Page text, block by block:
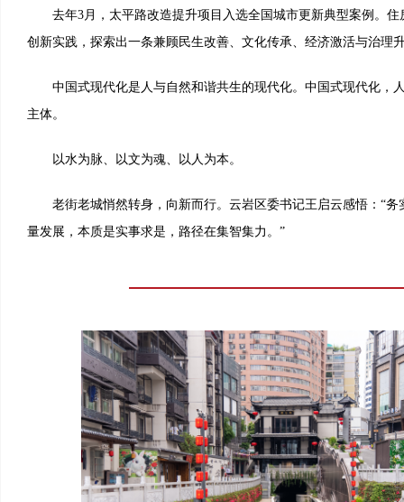
去年3月，太平路改造提升项目入选全国城市更新典型案例。住
创新实践，探索出一条兼顾民生改善、文化传承、经济激活与治理
中国式现代化是人与自然和谐共生的现代化。中国式现代化，
主体。
以水为脉、以文为魂、以人为本。
老街老城悄然转身，向新而行。云岩区委书记王启云感悟：“务
量发展，本质是实事求是，路径在集智集力。”